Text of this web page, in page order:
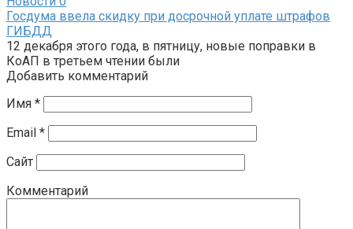
Госдума ввела скидку при досрочной уплате штрафов
ГИБДД
12 декабря этого года, в пятницу, новые поправки в
КоАП в третьем чтении были
Добавить комментарий
Имя *
Email *
Сайт
Комментарий